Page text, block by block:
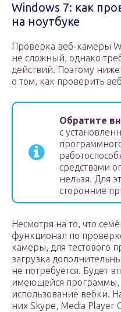
Windows 7: как
на ноутбуке
Проверка веб-камеры
не сложный, однако
действий. Поэтому
о том, как проверить
Обратите
с
средствами
нельзя. Для
сторонние
Несмотря на то, что
функционал по
камеры, для тестового
загрузка
не потребуется. Будет
имеющейся программы,
использование вебки.
них Skype, Media Player